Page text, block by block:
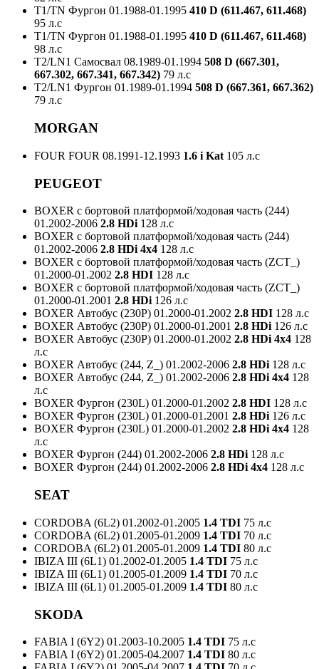
T1/TN Фургон 01.1988-01.1995 410 D (611.467, 611.468)
95 л.с
T1/TN Фургон 01.1988-01.1995 410 D (611.467, 611.468)
98 л.с
T2/LN1 Самосвал 08.1989-01.1994 508 D (667.301,
667.302, 667.341, 667.342) 79 л.с
T2/LN1 Фургон 01.1989-01.1994 508 D (667.361, 667.362)
79 л.с
MORGAN
FOUR FOUR 08.1991-12.1993 1.6 i Kat 105 л.с
PEUGEOT
BOXER c бортовой платформой/ходовая часть (244)
01.2002-2006 2.8 HDi 128 л.с
BOXER c бортовой платформой/ходовая часть (244)
01.2002-2006 2.8 HDi 4x4 128 л.с
BOXER c бортовой платформой/ходовая часть (ZCT_)
01.2000-01.2002 2.8 HDI 128 л.с
BOXER c бортовой платформой/ходовая часть (ZCT_)
01.2000-01.2001 2.8 HDi 126 л.с
BOXER Автобус (230P) 01.2000-01.2002 2.8 HDI 128 л.с
BOXER Автобус (230P) 01.2000-01.2001 2.8 HDi 126 л.с
BOXER Автобус (230P) 01.2000-01.2002 2.8 HDi 4x4 128
л.с
BOXER Автобус (244, Z_) 01.2002-2006 2.8 HDi 128 л.с
BOXER Автобус (244, Z_) 01.2002-2006 2.8 HDi 4x4 128
л.с
BOXER Фургон (230L) 01.2000-01.2002 2.8 HDI 128 л.с
BOXER Фургон (230L) 01.2000-01.2001 2.8 HDi 126 л.с
BOXER Фургон (230L) 01.2000-01.2002 2.8 HDi 4x4 128
л.с
BOXER Фургон (244) 01.2002-2006 2.8 HDi 128 л.с
BOXER Фургон (244) 01.2002-2006 2.8 HDi 4x4 128 л.с
SEAT
CORDOBA (6L2) 01.2002-01.2005 1.4 TDI 75 л.с
CORDOBA (6L2) 01.2005-01.2009 1.4 TDI 70 л.с
CORDOBA (6L2) 01.2005-01.2009 1.4 TDI 80 л.с
IBIZA III (6L1) 01.2002-01.2005 1.4 TDI 75 л.с
IBIZA III (6L1) 01.2005-01.2009 1.4 TDI 70 л.с
IBIZA III (6L1) 01.2005-01.2009 1.4 TDI 80 л.с
SKODA
FABIA I (6Y2) 01.2003-10.2005 1.4 TDI 75 л.с
FABIA I (6Y2) 01.2005-04.2007 1.4 TDI 80 л.с